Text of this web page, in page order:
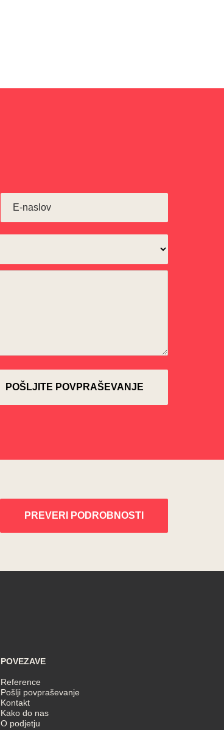
PREVERI PODROBNOSTI
POVEZAVE
Reference
Pošlji povpraševanje
Kontakt
Kako do nas
O podjetju